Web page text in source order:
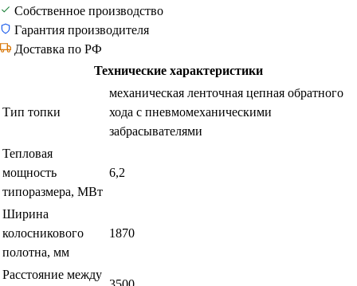
Собственное производство
Гарантия производителя
Доставка по РФ
Технические характеристики
Тип топки
механическая ленточная цепная обратного
хода с пневмомеханическими
забрасывателями
Тепловая
мощность
типоразмера, МВт
6,2
Ширина
колосникового
полотна, мм
1870
Расстояние между